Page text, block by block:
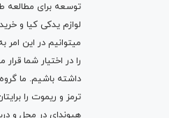
توسعه برای مطالعه
لوازم یدکی کیا و
میتوانیم در این
را در اختیار شما
داشته باشیم. ما
ترمز و ریموت را
هیوندای در محل و